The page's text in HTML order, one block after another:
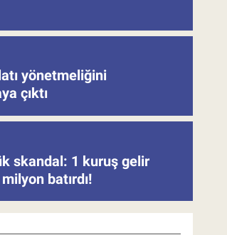
yönetmeliğini
çıktı
skandal: 1 kuruş gelir
batırdı!